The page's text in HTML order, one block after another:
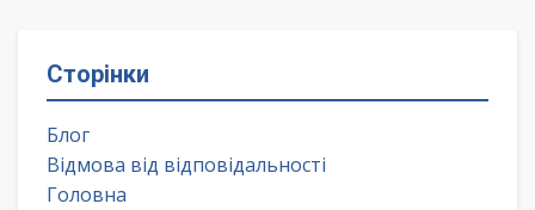
Сторінки
Блог
Відмова від відповідальності
Головна